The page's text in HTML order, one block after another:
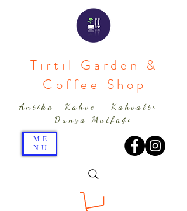
Tırtıl Garden &
Coffee Shop
ME
NU
Antika -Kahve - Kahvaltı -
Dünya Mutfağı